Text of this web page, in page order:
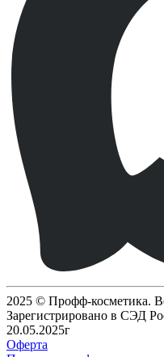
2025 © Профф-косметика.
Зарегистрировано в СЭД
20.05.2025г
Оферта